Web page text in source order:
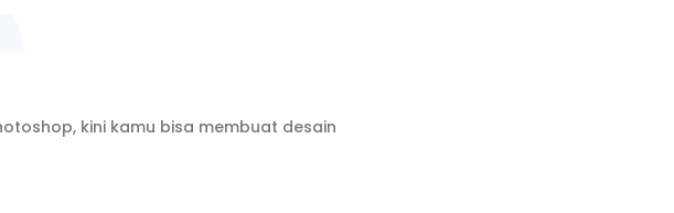
kini kamu bisa membuat desain